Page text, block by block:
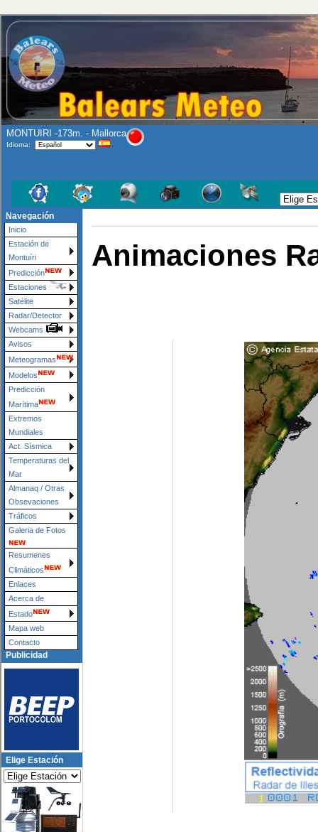
MONTUIRI -173m. - Mallorca
Idioma:
Navegación
Inicio
Estación de
Montuíri
Predicción
Estaciones
Satélite
Radar/Detector
Webcams
Avisos
Meteogramas
Modelos
Predicción
Marítima
Extremos
Mundiales
Act. Sísmica
Temperaturas del
Mar
Almanaq / Otras
Obsevaciones
Tráficos
Galeria de Fotos
Resumenes
Climáticos
Enlaces
Acerca de
Estado
Mapa web
Contacto
Publicidad
Elige Estación
Animaciones